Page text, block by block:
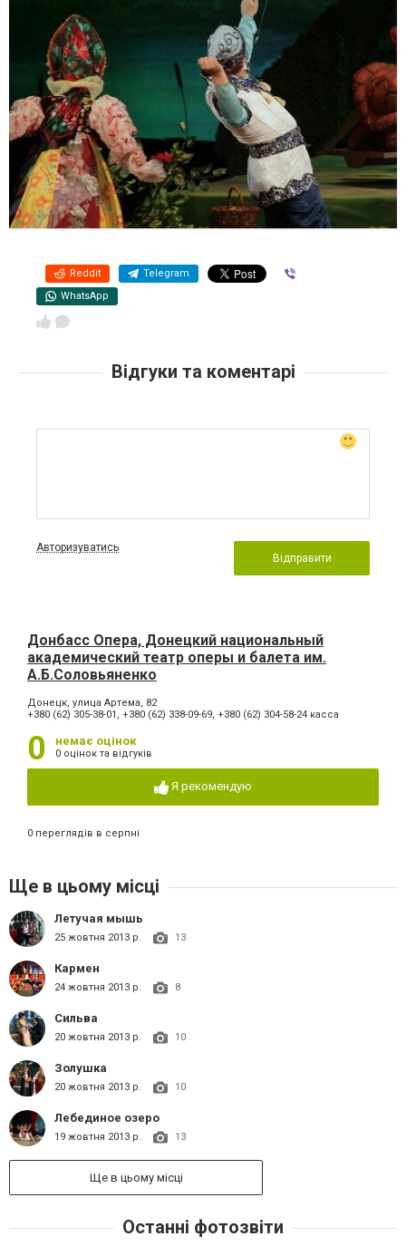
Reddit Telegram
WhatsApp
Відгуки та коментарі
Авторизуватись
Відправити
Донбасс Опера, Донецкий национальный
академический театр оперы и балета им.
А.Б.Соловьяненко
Донецк, улица Артема, 82
+380 (62) 305-38-01, +380 (62) 338-09-69, +380 (62) 304-58-24 касса
0 немає оцінок
0 оцінок та відгуків
Я рекомендую
0 переглядів в серпні
Ще в цьому місці
Летучая мышь
25 жовтня 2013 р. 13
Кармен
24 жовтня 2013 р. 8
Сильва
20 жовтня 2013 р. 10
Золушка
20 жовтня 2013 р. 10
Лебединое озеро
19 жовтня 2013 р. 13
Ще в цьому місці
Останні фотозвіти